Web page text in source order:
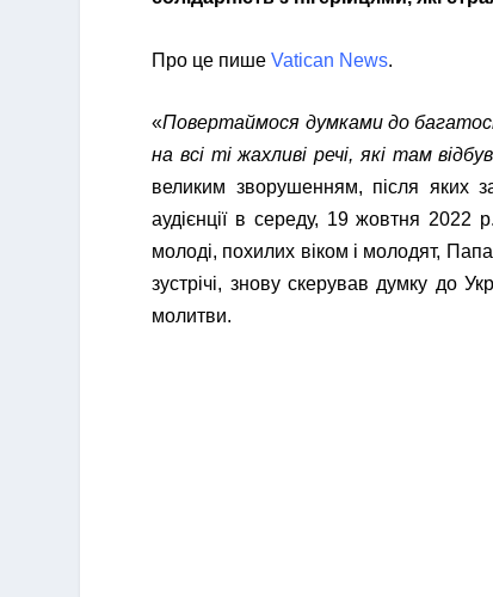
Про це пишеVatican News.
«Повертаймося думками до
на всі ті жахливі речі, які там
великим зворушенням, після яких
аудієнції в середу, 19 жовтня 2022
молоді, похилих віком і молодят,
зустрічі, знову скерував думку до
молитви.